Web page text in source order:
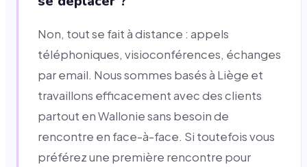
Non, tout se fait à distance : appels
téléphoniques, visioconférences, échanges
par email. Nous sommes basés à Liège et
travaillons efficacement avec des clients
partout en Wallonie sans besoin de
rencontre en face-à-face. Si toutefois vous
préférez une première rencontre pour